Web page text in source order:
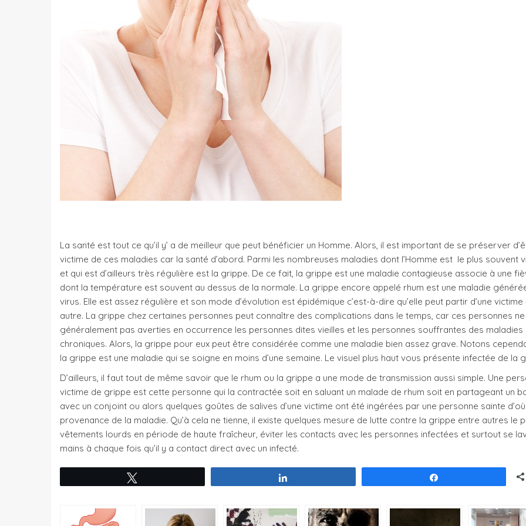
La santé est tout ce qu’il y’ a de meilleur que peut bénéficier un Homme. Alors, il est important de se préserver
victime de ces maladies car la santé d’abord. Parmi les nombreuses maladies dont l’Homme est le plus souvent
et qui est d’ailleurs très régulière est la grippe. De ce fait, la grippe est une maladie contagieuse associe à une
dont la température est souvent au dessus de la normale. La grippe encore appelé rhum est une maladie
virus. Elle est assez régulière et son mode d’évolution est épidémique c’est-à-dire qu’elle peut partir d’une victime
autre. La grippe chez certaines personnes peut connaître des complications dans le temps, car ces personnes
généralement pas averties en occurrence les personnes dites vieilles et les personnes souffrantes des maladies
chroniques. Alors, la grippe pour eux peut être considérée comme une maladie bien assez grave. Notons
la grippe est une maladie qui se soigne en moins d’une semaine. Le visuel plus haut vous présente infectée de la
D’ailleurs, il faut tout de même savoir que le rhum ou la grippe a une mode de transmission aussi simple. Une
victime de grippe est cette personne qui la contractée soit en saluant un malade de rhum soit en partageant un
avec un conjoint ou alors quelques goûtes de salives d’une victime ont été ingérées par une personne sainte
provenance de la maladie. Qu’à cela ne tienne, il existe quelques mesure de lutte contre la grippe entre autres le
vêtements lourds en période de haute fraîcheur, éviter les contacts avec les personnes infectées et surtout se
mains à chaque fois qu’il y a contact direct avec un infecté.